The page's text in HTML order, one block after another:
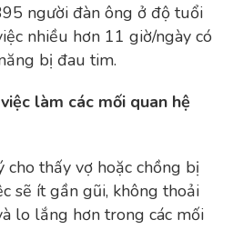
người đàn ông ở độ tuổi
nhiều hơn 11 giờ/ngày có
bị đau tim.
làm các mối quan hệ
thấy vợ hoặc chồng bị
sẽ ít gần gũi, không thoải
lo lắng hơn trong các mối